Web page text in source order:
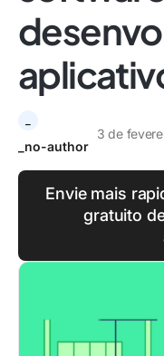
_no-author
3 de
Envie mais
gratuito